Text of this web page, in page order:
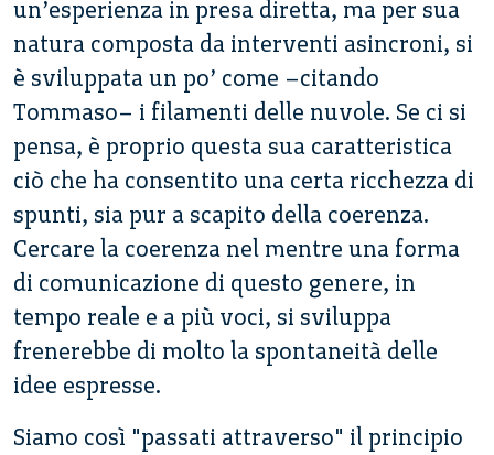
un’esperienza in presa diretta, ma per sua
natura composta da interventi asincroni, si
è sviluppata un po’ come –citando
Tommaso– i filamenti delle nuvole. Se ci si
pensa, è proprio questa sua caratteristica
ciò che ha consentito una certa ricchezza di
spunti, sia pur a scapito della coerenza.
Cercare la coerenza nel mentre una forma
di comunicazione di questo genere, in
tempo reale e a più voci, si sviluppa
frenerebbe di molto la spontaneità delle
idee espresse.
Siamo così "passati attraverso" il principio